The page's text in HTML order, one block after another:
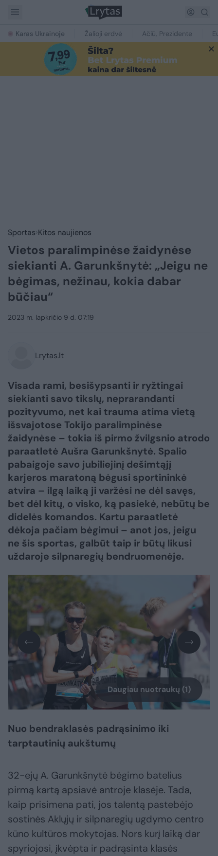
Karas Ukrainoje Žalioji erdvė Ačiū, Prezidente
Sportas Kitos naujienos
Vietos paralimpinėse žaidynėse
siekianti A. Garunkšnytė: „Jeigu ne
bėgimas, nežinau, kokia dabar
būčiau“
2023 m. lapkričio 9 d. 07:19
Lrytas.lt
Visada rami, besišypsanti ir ryžtingai
siekianti savo tikslų, neprarandanti
pozityvumo, net kai trauma atima vietą
išsvajotose Tokijo paralimpinėse
žaidynėse – tokia iš pirmo žvilgsnio atrodo
paraatletė Aušra Garunkšnytė. Spalio
pabaigoje savo jubiliejinį dešimtąjį
karjeros maratoną bėgusi sportininkė
atvira – ilgą laiką ji varžėsi ne dėl savęs,
bet dėl kitų, o visko, ką pasiekė, nebūtų be
didelės komandos. Kartu paraatletė
dėkoja pačiam bėgimui – anot jos, jeigu
ne šis sportas, galbūt taip ir būtų likusi
uždaroje silpnaregių bendruomenėje.
Daugiau nuotraukų (1)
Nuo bendraklasės padrąsinimo iki
tarptautinių aukštumų
32-ejų A. Garunkšnytė bėgimo batelius
pirmą kartą apsiavė antroje klasėje. Tada,
kaip prisimena pati, jos talentą pastebėjo
sostinės Aklųjų ir silpnaregių ugdymo centro
kūno kultūros mokytojas. Nors kurį laiką dar
spyriojosi, įkvėpta ir padrąsinta klasės